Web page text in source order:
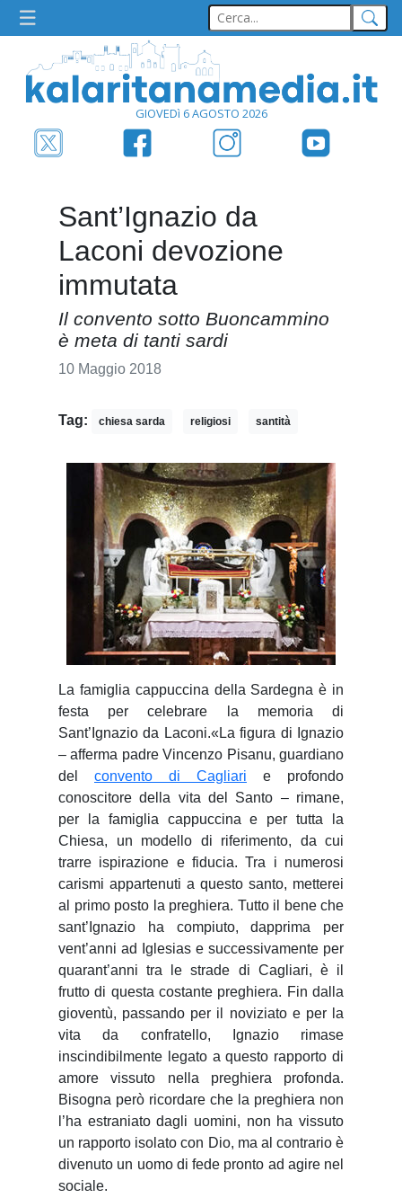
GIOVEDì 6 AGOSTO 2026
Sant’Ignazio da
Laconi devozione
immutata
Il convento sotto Buoncammino
è meta di tanti sardi
10 Maggio 2018
Tag: chiesa sarda religiosi santità
La famiglia cappuccina della Sardegna è in
festa per celebrare la memoria di
Sant’Ignazio da Laconi.«La figura di Ignazio
– afferma padre Vincenzo Pisanu, guardiano
del convento di Cagliari e profondo
conoscitore della vita del Santo – rimane,
per la famiglia cappuccina e per tutta la
Chiesa, un modello di riferimento, da cui
trarre ispirazione e fiducia. Tra i numerosi
carismi appartenuti a questo santo, metterei
al primo posto la preghiera. Tutto il bene che
sant’Ignazio ha compiuto, dapprima per
vent’anni ad Iglesias e successivamente per
quarant’anni tra le strade di Cagliari, è il
frutto di questa costante preghiera. Fin dalla
gioventù, passando per il noviziato e per la
vita da confratello, Ignazio rimase
inscindibilmente legato a questo rapporto di
amore vissuto nella preghiera profonda.
Bisogna però ricordare che la preghiera non
l’ha estraniato dagli uomini, non ha vissuto
un rapporto isolato con Dio, ma al contrario è
divenuto un uomo di fede pronto ad agire nel
sociale.